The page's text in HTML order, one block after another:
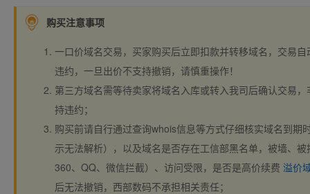
购买注意事项
一口价域名交易，买家购买后立即扣款并转移域名，交易
违约，一旦出价不支持撤销，请慎重操作！
第三方域名需等待卖家将域名入库或转入我司后确认交易
持违约；
购买前请自行通过查询whois信息等方式仔细核实域名到期
示无法解析），以及域名是否存在工信部黑名单，被墙、
360、QQ、微信拦截）、访问受限，是否是高价续费 溢价
后无法撤销，西部数码不承担相关责任；